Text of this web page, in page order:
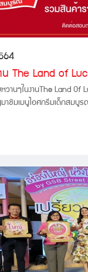
น The Land of
หวานๆในงานThe Land Of
ชิมเมนูไอศกรีมเด็กสมบูรณ์ใ